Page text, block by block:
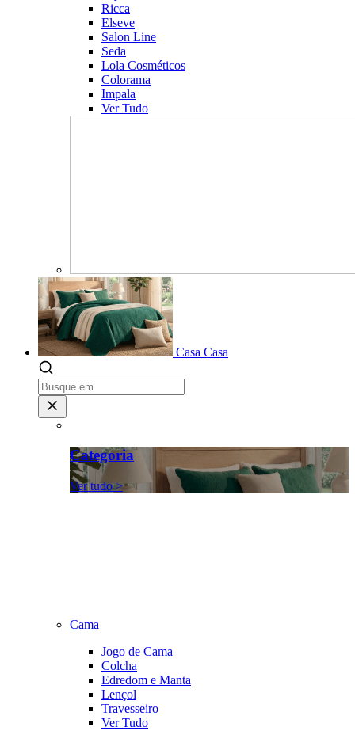
Ricca
Elseve
Salon Line
Seda
Lola Cosméticos
Colorama
Impala
Ver Tudo
Casa Casa
Categoria
Ver tudo >
Cama
Jogo de Cama
Colcha
Edredom e Manta
Lençol
Travesseiro
Ver Tudo